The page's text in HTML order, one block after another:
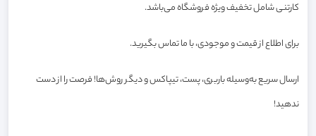
کارتنی شامل تخفیف ویژه فروشگاه می‌باشد.
برای اطلاع از قیمت و موجودی، با ما تماس بگیرید.
ارسال سریع به‌وسیله باربری، پست، تیپاکس و دیگر روش‌ها! فرصت را از دست
ندهید!